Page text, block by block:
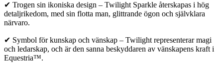
✔ Trogen sin ikoniska design – Twilight Sparkle återskapas i hög
detaljrikedom, med sin flotta man, glittrande ögon och självklara
närvaro.
✔ Symbol för kunskap och vänskap – Twilight representerar magi
och ledarskap, och är den sanna beskyddaren av vänskapens kraft i
Equestria™.